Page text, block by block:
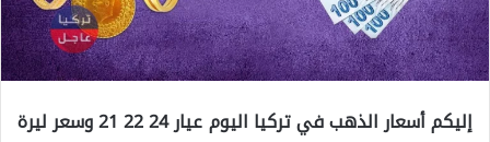
إليكم أسعار الذهب في تركيا اليوم عيار 24 22 21 وسعر ليرة